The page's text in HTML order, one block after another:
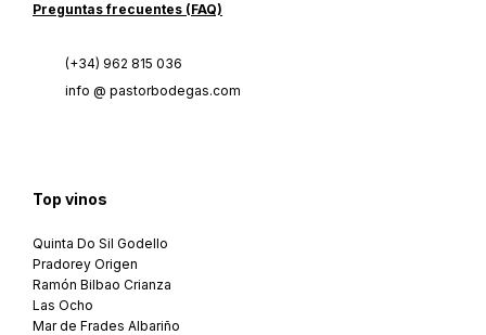
Preguntas frecuentes (FAQ)
(+34) 962 815 036
info @ pastorbodegas.com
Top vinos
Quinta Do Sil Godello
Pradorey Origen
Ramón Bilbao Crianza
Las Ocho
Mar de Frades Albariño